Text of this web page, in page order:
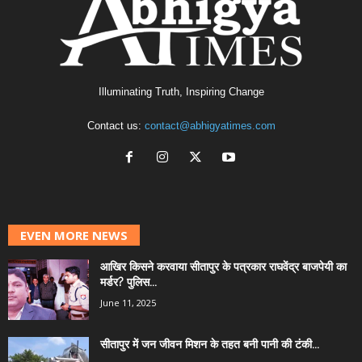
Illuminating Truth, Inspiring Change
Contact us: contact@abhigyatimes.com
EVEN MORE NEWS
आखिर किसने करवाया सीतापुर के पत्रकार राघवेंद्र बाजपेयी का
मर्डर? पुलिस...
June 11, 2025
सीतापुर में जन जीवन मिशन के तहत बनी पानी की टंकी...